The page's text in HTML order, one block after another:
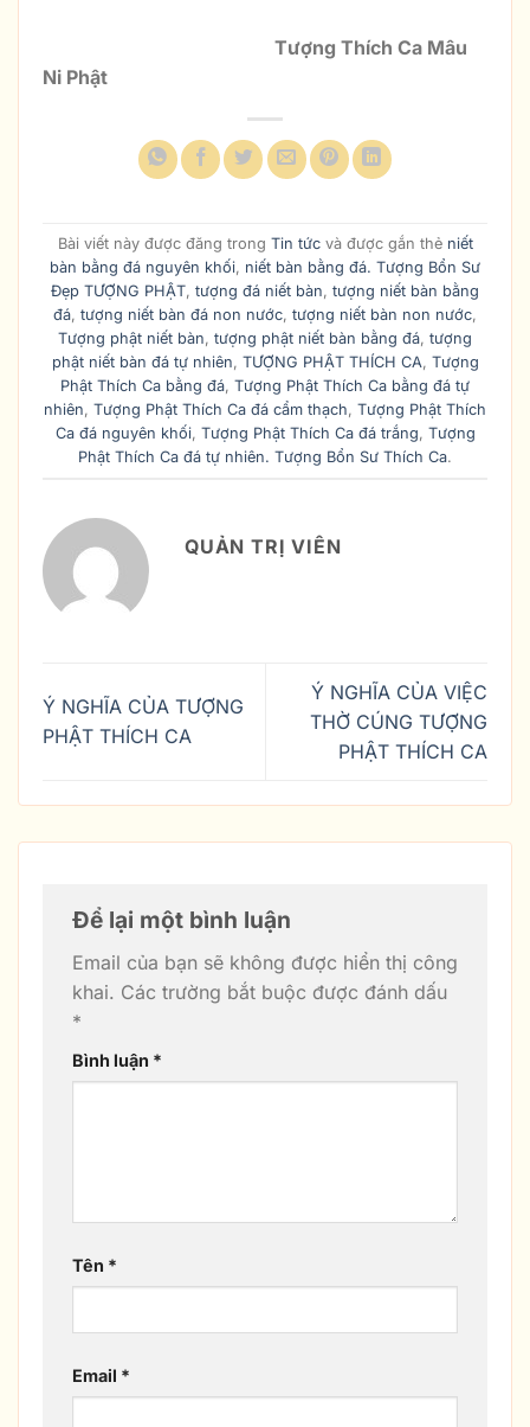
Tượng Thích Ca Mâu
Ni Phật
Bài viết này được đăng trong Tin tứcvà được gắn thẻ niết
bàn bằng đá nguyên khối, niết bàn bằng đá. Tượng Bổn Sư
Đẹp TƯỢNG PHẬT, tượng đá niết bàn, tượng niết bàn bằng
đá, tượng niết bàn đá non nước, tượng niết bàn non nước,
Tượng phật niết bàn, tượng phật niết bàn bằng đá, tượng
phật niết bàn đá tự nhiên, TƯỢNG PHẬT THÍCH CA, Tượng
Phật Thích Ca bằng đá, Tượng Phật Thích Ca bằng đá tự
nhiên, Tượng Phật Thích Ca đá cẩm thạch, Tượng Phật Thích
Ca đá nguyên khối, Tượng Phật Thích Ca đá trắng, Tượng
Phật Thích Ca đá tự nhiên. Tượng Bổn Sư Thích Ca.
QUẢN TRỊ VIÊN
Ý NGHĨA CỦA TƯỢNG
PHẬT THÍCH CA
Ý NGHĨA CỦA VIỆC
THỜ CÚNG TƯỢNG
PHẬT THÍCH CA
Để lại một bình luận
Email của bạn sẽ không được hiển thị công
khai. Các trường bắt buộc được đánh dấu
*
Bình luận *
Tên *
Email *